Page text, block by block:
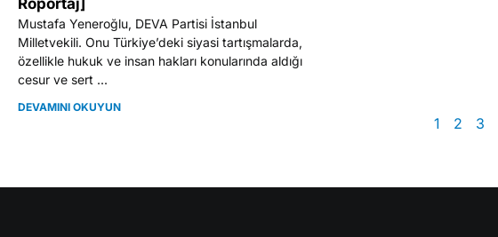
Röportaj]
Mustafa Yeneroğlu, DEVA Partisi İstanbul
Milletvekili. Onu Türkiye’deki siyasi tartışmalarda,
özellikle hukuk ve insan hakları konularında aldığı
cesur ve sert ...
DEVAMINI OKUYUN
1 2 3